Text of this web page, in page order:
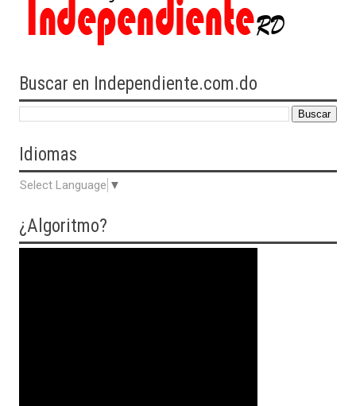
Buscar en Independiente.com.do
Idiomas
Select Language ▼
¿Algoritmo?